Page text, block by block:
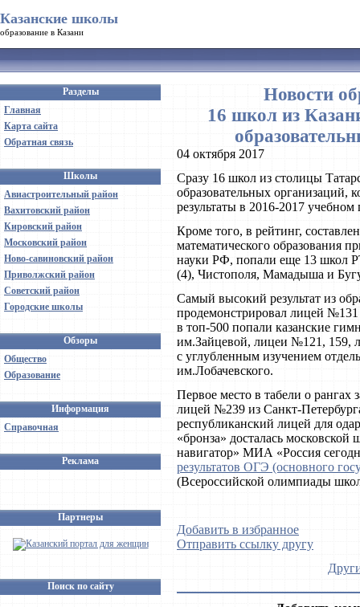
Казанские школы
образование в Казани
Разделы
Главная
Карта сайта
Обратная связь
Школы
Авиастроительный район
Вахитовский район
Кировский район
Московский район
Ново-савиновский район
Приволжский район
Советский район
Городские школы
Обзоры
Общество
Образование
Информация
Справочная
Реклама
Партнеры
Поиск по сайту
Новости
16 школ из
04 октября 2017
Сразу 16 школ из столицы
образовательных организаций,
результаты в 2016-2017 учебном
Кроме того, в рейтинг,
математического образования
науки РФ, попали еще 13 школ
(4), Чистополя, Мамадыша и
Самый высокий результат из
продемонстрировал лицей
в топ-500 попали казанские
им.Зайцевой, лицеи №121,
с углубленным изучением
им.Лобачевского.
Первое место в табели о рангах
лицей №239 из Санкт-
республиканский лицей для
«бронза» досталась
навигатор» МИА «Россия
результатов ОГЭ (основного
(Всероссийской олимпиады
Добавить в избранное
Отправить ссылку другу